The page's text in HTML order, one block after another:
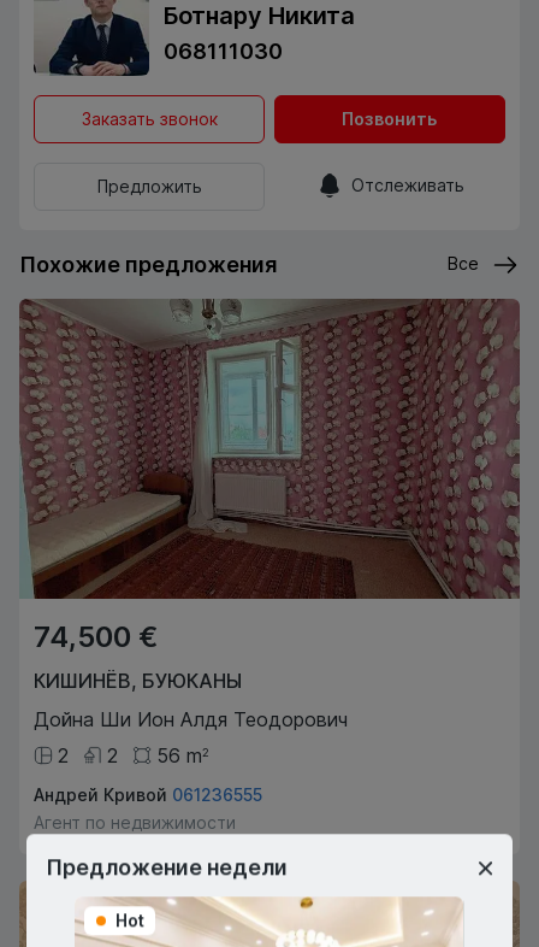
Ботнару Никита
068111030
Заказать звонок Позвонить
Предложить Отслеживать
Похожие предложения Все
74,500 €
КИШИНЁВ, БУЮКАНЫ
Дойна Ши Ион Алдя Теодорович
2
2 56 m2
Андрей Кривой 061236555
Агент по недвижимости
Эксклюзив
Предложение недели
Hot Hot